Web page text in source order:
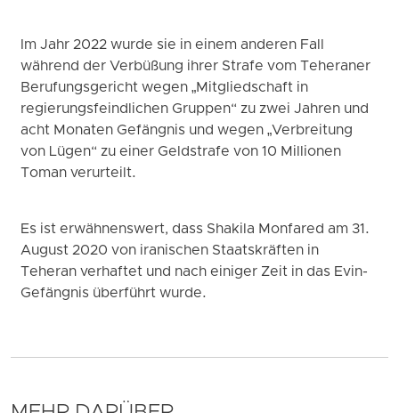
Im Jahr 2022 wurde sie in einem anderen Fall
während der Verbüßung ihrer Strafe vom Teheraner
Berufungsgericht wegen „Mitgliedschaft in
regierungsfeindlichen Gruppen“ zu zwei Jahren und
acht Monaten Gefängnis und wegen „Verbreitung
von Lügen“ zu einer Geldstrafe von 10 Millionen
Toman verurteilt.
Es ist erwähnenswert, dass Shakila Monfared am 31.
August 2020 von iranischen Staatskräften in
Teheran verhaftet und nach einiger Zeit in das Evin-
Gefängnis überführt wurde.